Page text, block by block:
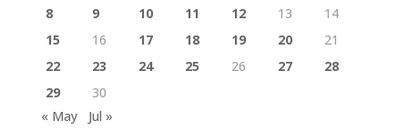
8
9 10 11 12 13
14
15
16 17 18 19 20
21
22
23 24 25 26 27
28
29
30
« May
Jul »